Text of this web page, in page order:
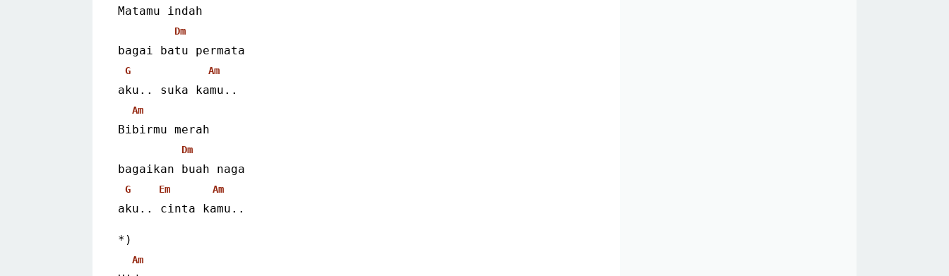
Matamu indah
Dm
bagai batu permata
G Am
aku.. suka kamu..
Am
Bibirmu merah
Dm
bagaikan buah naga
G Em Am
aku.. cinta kamu..
*)
Am